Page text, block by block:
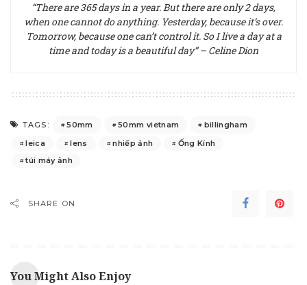
“There are 365 days in a year. But there are only 2 days,
when one cannot do anything. Yesterday, because it’s over.
Tomorrow, because one can’t control it. So I live a day at a
time and today is a beautiful day” – Celine Dion
TAGS: 50mm 50mm vietnam
billingham
leica
lens nhiếp ảnh
Ống Kính
túi máy ảnh
SHARE ON
You Might Also Enjoy